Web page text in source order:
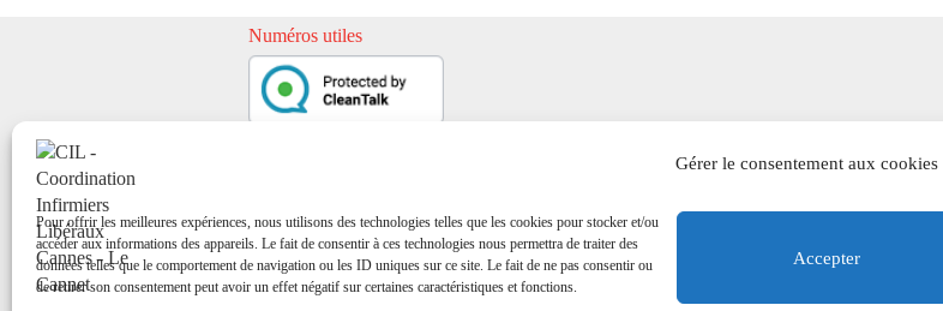
Gérer le consentement aux cookies
Pour offrir les meilleures expériences, nous utilisons des technologies telles que les cookies pour stocker et/ou
accéder aux informations des appareils. Le fait de consentir à ces technologies nous permettra de traiter des
données telles que le comportement de navigation ou les ID uniques sur ce site. Le fait de ne pas consentir ou
de retirer son consentement peut avoir un effet négatif sur certaines caractéristiques et fonctions.
Accepter
Numéros utiles